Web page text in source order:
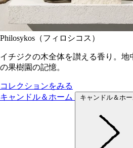
Philosykos（フィロシコス）
イチジクの木全体を讃える香り。地
の果樹園の記憶。
コレクションをみる
キャンドル＆ホーム
キャンドル＆ホ